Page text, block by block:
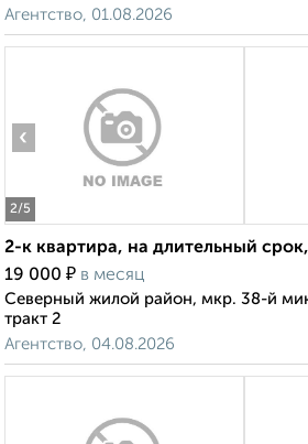
Агентство, 01.08.2026
2/5
‹
2-к квартира, на длительный
19 000 ₽ в месяц
Северный жилой район, мкр. 38-й
тракт 2
Агентство, 04.08.2026